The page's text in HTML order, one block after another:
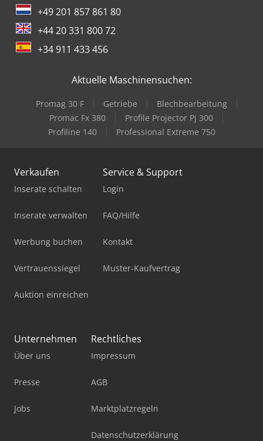
+49 201 857 861 80
+44 20 331 800 72
+34 911 433 456
Aktuelle Maschinensuchen:
Promag 30 F Getriebe
Blechbearbeitung
Promac Fx 380
Profile Projector Pj 300
Profiline 140
Professional Extreme 750
Verkaufen
Inserate schalten
Inserate verwalten
Werbung buchen
Vertrauenssiegel
Auktion einreichen
Service & Support
Login
FAQ/Hilfe
Kontakt
Muster-Kaufvertrag
Unternehmen
Über uns
Presse
Jobs
Rechtliches
Impressum
AGB
Marktplatzregeln
Datenschutzerklärung